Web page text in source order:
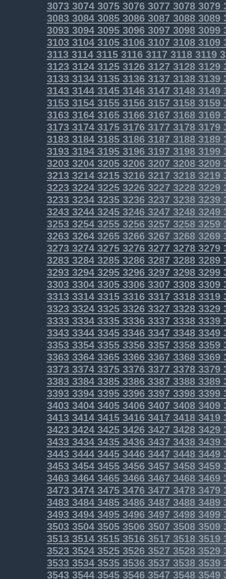
3073307430753076307730783079
3083308430853086308730883089
3093309430953096309730983099
3103310431053106310731083109
3113311431153116311731183119
3123312431253126312731283129
3133313431353136313731383139
3143314431453146314731483149
31533154315531563157 31583159
31633164316531663167 31683169
3173317431753176317731783179
31833184318531863187 31883189
31933194319531963197 31983199
32033204320532063207 32083209
32133214321532163217 32183219
32233224322532263227 32283229
32333234323532363237 32383239
32433244324532463247 32483249
32533254325532563257 32583259
32633264326532663267 32683269
3273327432753276327732783279
3283328432853286328732883289
3293329432953296329732983299
3303330433053306330733083309
3313331433153316331733183319
3323332433253326332733283329
3333333433353336333733383339
3343334433453346334733483349
3353335433553356335733583359
3363336433653366336733683369
3373337433753376337733783379
3383338433853386338733883389
3393339433953396339733983399
3403340434053406340734083409
3413341434153416341734183419
3423342434253426342734283429
3433343434353436343734383439
34433444344534463447 34483449
34533454345534563457 34583459
3463346434653466346734683469
34733474347534763477 34783479
34833484348534863487 34883489
34933494349534963497 34983499
35033504350535063507 35083509
35133514351535163517 35183519
35233524352535263527 35283529
35333534353535363537 35383539
35433544354535463547 35483549